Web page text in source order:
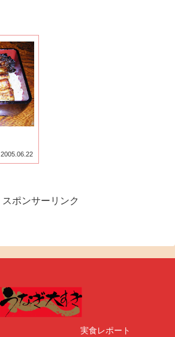
2005.06.22
スポンサーリンク
実食レポート